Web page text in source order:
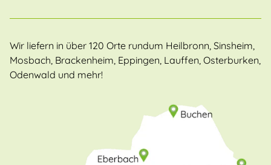
Wir liefern in über 120 Orte rundum Heilbronn, Sinsheim,
Mosbach, Brackenheim, Eppingen, Lauffen, Osterburken,
Odenwald und mehr!